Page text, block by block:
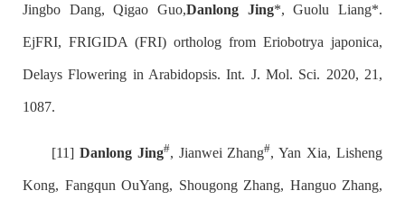
Jingbo Dang, Qigao Guo,Danlong Jing*, Guolu Liang*.
EjFRI, FRIGIDA (FRI) ortholog from Eriobotrya japonica,
Delays Flowering in Arabidopsis. Int. J. Mol. Sci. 2020, 21,
1087.
[11] Danlong Jing#, Jianwei Zhang#, Yan Xia, Lisheng
Kong, Fangqun OuYang, Shougong Zhang, Hanguo Zhang,